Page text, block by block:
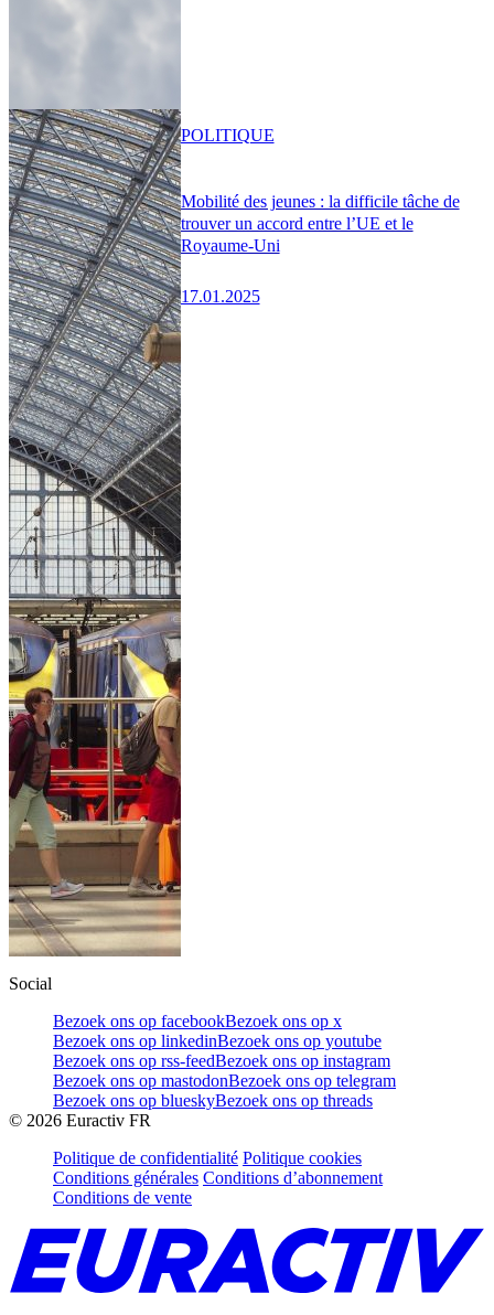
Mobilité des jeunes : la difficile tâche de
trouver un accord entre l’UE et le
Royaume-Uni
17.01.2025
POLITIQUE
Social
Bezoek ons op facebookBezoek ons op x
Bezoek ons op linkedinBezoek ons op youtube
Bezoek ons op rss-feedBezoek ons op instagram
Bezoek ons op mastodonBezoek ons op telegram
Bezoek ons op blueskyBezoek ons op threads
© 2026 Euractiv FR
Politique de confidentialité Politique cookies
Conditions générales Conditions d’abonnement
Conditions de vente